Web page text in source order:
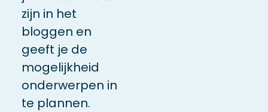
zijn in het
bloggen en
geeft je de
mogelijkheid
onderwerpen in
te plannen.